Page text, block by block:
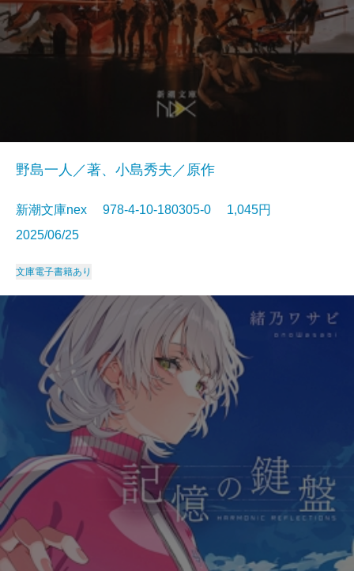
野島一人／著、小島秀夫／原作
新潮文庫nex 978-4-10-180305-0 1,045円
2025/06/25
文庫電子書籍あり